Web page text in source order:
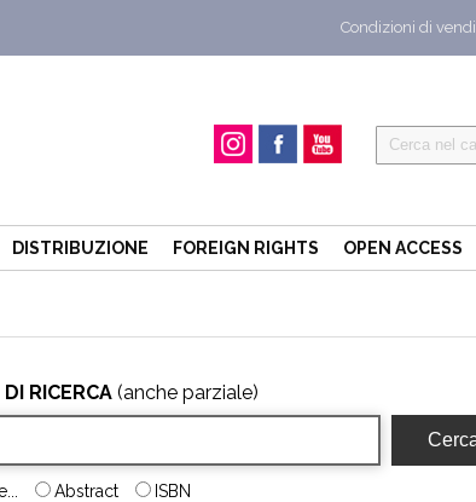
Condizioni di
DISTRIBUZIONE FOREIGN RIGHTS OPEN ACCESS
DI RICERCA(anche parziale)
Abstract ISBN